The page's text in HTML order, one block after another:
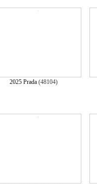
2025 Prada(48104)